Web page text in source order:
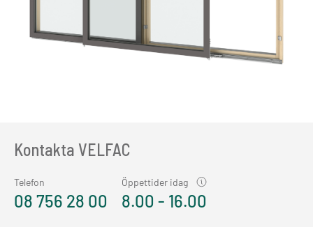
Kontakta VELFAC
Telefon
08 756 28 00
Öppettider idag
8.00 - 16.00